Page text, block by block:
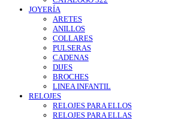
JOYERÍA
ARETES
ANILLOS
COLLARES
PULSERAS
CADENAS
DIJES
BROCHES
LINEA INFANTIL
RELOJES
RELOJES PARA ELLOS
RELOJES PARA ELLAS